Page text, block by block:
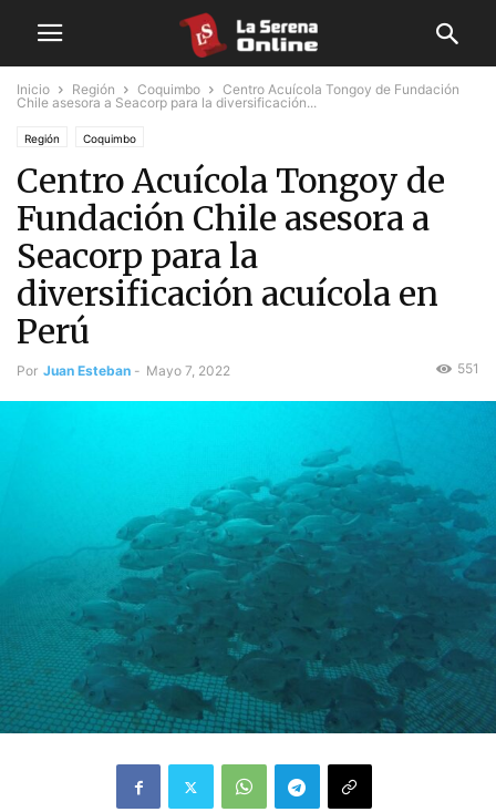
Inicio Región Coquimbo
Centro Acuícola Tongoy de Fundación
Chile asesora a Seacorp para la diversificación...
Región Coquimbo
Centro Acuícola Tongoy de
Fundación Chile asesora a
Seacorp para la
diversificación acuícola en
Perú
Por Juan Esteban - Mayo 7, 2022 551